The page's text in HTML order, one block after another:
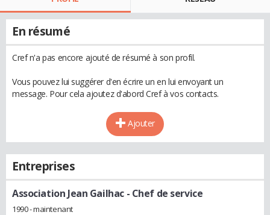
En résumé
Cref n'a pas encore ajouté de résumé à son profil.
Vous pouvez lui suggérer d'en écrire un en lui envoyant un
message. Pour cela ajoutez d'abord Cref à vos contacts.
Ajouter
Entreprises
Association Jean Gailhac- Chef de service
1990 - maintenant